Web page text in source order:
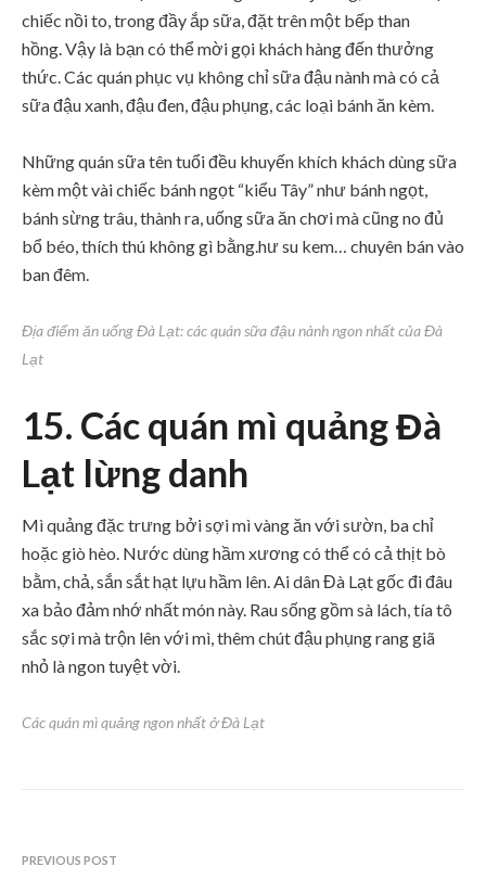
chiếc nồi to, trong đầy ắp sữa, đặt trên một bếp than
hồng. Vậy là bạn có thể mời gọi khách hàng đến thưởng
thức. Các quán phục vụ không chỉ sữa đậu nành mà có cả
sữa đậu xanh, đậu đen, đậu phụng, các loại bánh ăn kèm.
Những quán sữa tên tuổi đều khuyến khích khách dùng sữa
kèm một vài chiếc bánh ngọt “kiểu Tây” như bánh ngọt,
bánh sừng trâu, thành ra, uống sữa ăn chơi mà cũng no đủ
bổ béo, thích thú không gì bằng.hư su kem… chuyên bán vào
ban đêm.
Địa điểm ăn uống Đà Lạt: các quán sữa đậu nành ngon nhất của Đà
Lạt
15. Các quán mì quảng Đà
Lạt lừng danh
Mì quảng đặc trưng bởi sợi mì vàng ăn với sườn, ba chỉ
hoặc giò hèo. Nước dùng hầm xương có thể có cả thịt bò
bằm, chả, sắn sắt hạt lựu hầm lên. Ai dân Đà Lạt gốc đi đâu
xa bảo đảm nhớ nhất món này. Rau sống gồm sà lách, tía tô
sắc sợi mà trộn lên với mì, thêm chút đậu phụng rang giã
nhỏ là ngon tuyệt vời.
Các quán mì quảng ngon nhất ở Đà Lạt
PREVIOUS POST